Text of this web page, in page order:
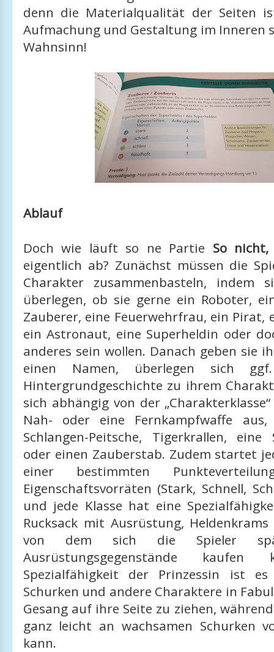
denn die Materialqualität der Seiten
Aufmachung und Gestaltung im Inneren
Wahnsinn!
Ablauf
Doch wie läuft so ne Partie So nicht,
eigentlich ab? Zunächst müssen die
Charakter zusammenbasteln, indem
überlegen, ob sie gerne ein Roboter,
Zauberer, eine Feuerwehrfrau, ein Pirat,
ein Astronaut, eine Superheldin oder
anderes sein wollen. Danach geben sie
einen Namen, überlegen sich
Hintergrundgeschichte zu ihrem
sich abhängig von der
Nah- oder eine Fernkampfwaffe
Schlangen-Peitsche, Tigerkrallen, eine
oder einen Zauberstab. Zudem startet
einer bestimmten
Eigenschaftsvorräten (Stark, Schnell,
und jede Klasse hat eine
Rucksack mit Ausrüstung,
von dem sich die Spieler
Ausrüstungsgegenstände kaufen
Spezialfähigkeit der Prinzessin ist es
Schurken und andere Charaktere in
Gesang auf ihre Seite zu ziehen,
ganz leicht an wachsamen Schurken
kann.